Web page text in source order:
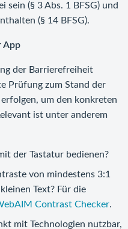
sein (§ 3 Abs. 1 BFSG) und
(§ 14 BFSG).
App
der Barrierefreiheit
Prüfung zum Stand der
um den konkreten
ist unter anderem
der Tastatur bedienen?
von mindestens 3:1
Text? Für die
Contrast Checker.
mit Technologien nutzbar,